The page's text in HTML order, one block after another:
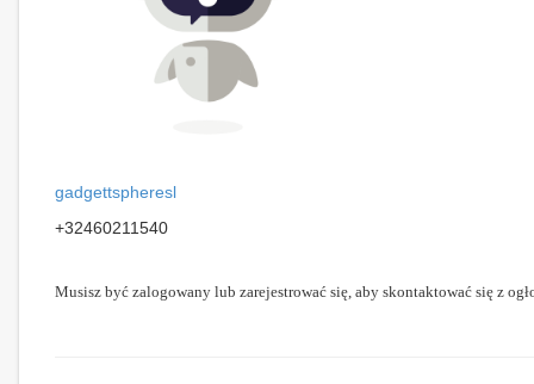
gadgettspheresl
+32460211540
Musisz być zalogowany lub zarejestrować się, aby skontaktować się z